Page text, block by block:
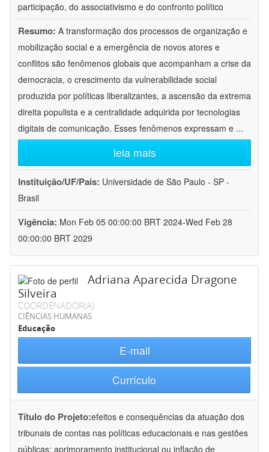
participação, do associativismo e do confronto político
Resumo: A transformação dos processos de organização e
mobilização social e a emergência de novos atores e
conflitos são fenômenos globais que acompanham a crise da
democracia, o crescimento da vulnerabilidade social
produzida por políticas liberalizantes, a ascensão da extrema
direita populista e a centralidade adquirida por tecnologias
digitais de comunicação. Esses fenômenos expressam e ...
leia mais
Instituição/UF/País: Universidade de São Paulo - SP -
Brasil
Vigência: Mon Feb 05 00:00:00 BRT 2024-Wed Feb 28
00:00:00 BRT 2029
Adriana Aparecida Dragone
Silveira
COORDENADOR(A)
CIÊNCIAS HUMANAS
Educação
E-mail
Currículo
Título do Projeto:efeitos e consequências da atuação dos
tribunais de contas nas políticas educacionais e nas gestões
públicas: aprimoramento institucional ou inflação de